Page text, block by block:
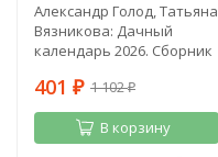
Александр Голод, Татьяна
Вязникова: Дачный
календарь 2026. Сборник
каждый день
401 ₽ 1 102₽
В корзину